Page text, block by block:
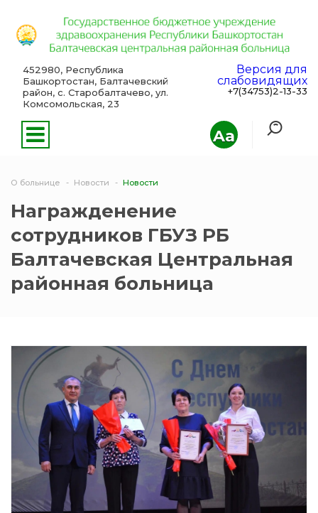
Aa
452980, Республика
Башкортостан, Балтачевский
район, с. Старобалтачево, ул.
Комсомольская, 23
Версия для
слабовидящих
+7(34753)2-13-33
О больнице Новости Новости
Награжденение
сотрудников ГБУЗ РБ
Балтачевская Центральная
районная больница